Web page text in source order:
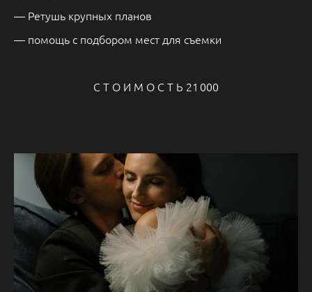
— Ретушь крупных планов
— помощь с подбором мест для съемки
С Т О И М О С Т Ь 21 000